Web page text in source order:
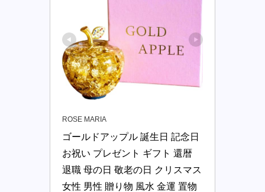
ROSE MARIA
ゴールドアップル 誕生日 記念日
お祝い プレゼント ギフト 還暦
退職 母の日 敬老の日 クリスマス
女性 男性 贈り物 風水 金運 置物